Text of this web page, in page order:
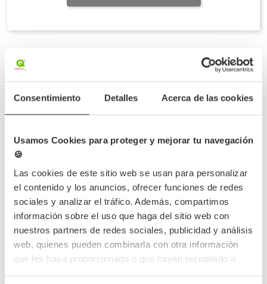
Consentimiento Detalles Acerca de las cookies
Usamos Cookies para proteger y mejorar tu navegación
🍪
Las cookies de este sitio web se usan para personalizar
el contenido y los anuncios, ofrecer funciones de redes
sociales y analizar el tráfico. Además, compartimos
información sobre el uso que haga del sitio web con
nuestros partners de redes sociales, publicidad y análisis
web, quienes pueden combinarla con otra información
que les haya proporcionado o que hayan recopilado a
orden para la presentación de cubiertos
Una solución práctica y profesional para la
Lasservilletas kanguro, también conocidas comoservilletas
portacubiertos
para restaurantes, eventos, caterings y servicios de menús
diarios. Combinan la función higiénica de una servilleta con la
practicidad de portar los cubiertos de forma ordenada y
estética.
Presentación impecable con ahorro de tiempo
Gracias a su diseño con bolsillo integrado, permiten introducir
cuchillo, tenedor y cucharilla de manera rápida y uniforme. Esto
agiliza el montaje de mesas, estandariza la presentación y